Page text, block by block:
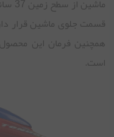
قسمت جلوی ماشین قرار
است.